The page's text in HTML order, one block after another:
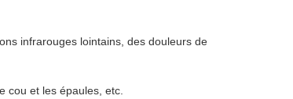
infrarouges lointains, des douleurs de
cou et les épaules, etc.